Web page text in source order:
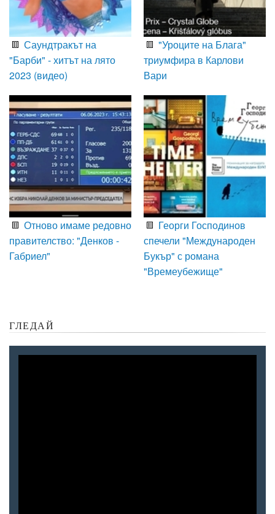
Саундтракът на
"Барби" - хитът на лято
2023 (видео)
"Уроците на Блага"
триумфира в Карлови
Вари
Отново имаме редовно
правителство: "Денков -
Габриел"
Георги Господинов
спечели "Международен
Букър" с романа
"Времеубежище"
ГЛЕДАЙ